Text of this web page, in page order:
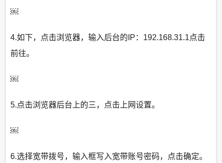
￼
4.如下，点击浏览器，输入后台的IP：192.168.31.1点击
前往。
￼
5.点击浏览器后台上的三，点击上网设置。
￼
6.选择宽带拨号，输入框写入宽带账号密码，点击确定。